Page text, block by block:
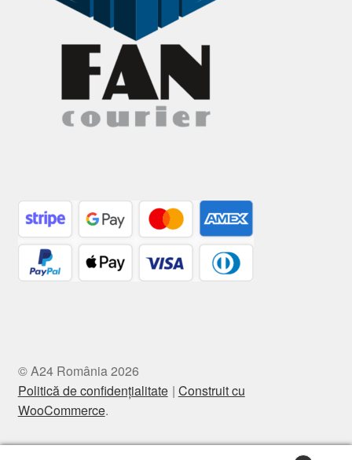
© A24 România 2026
Politică de confidențialitate Construit cu
WooCommerce.